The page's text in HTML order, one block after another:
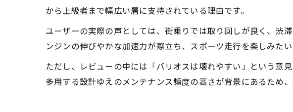
バイク
バリオスおす
バイク
バリオス1型
バリオス燃費
から上級者まで幅広い層に支持されている理由です。
ユーザーの実際の声としては、街乗りでは取り回しが良く、渋
ンジンの伸びやかな加速力が際立ち、スポーツ走行を楽しみた
ただし、レビューの中には「バリオスは壊れやすい」という意
多用する設計ゆえのメンテナンス頻度の高さが背景にあるため